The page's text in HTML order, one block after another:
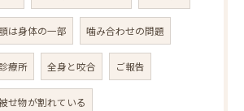
顎は身体の一部 噛み合わせの問題
療所 全身と咬合 ご報告
せ物が割れている